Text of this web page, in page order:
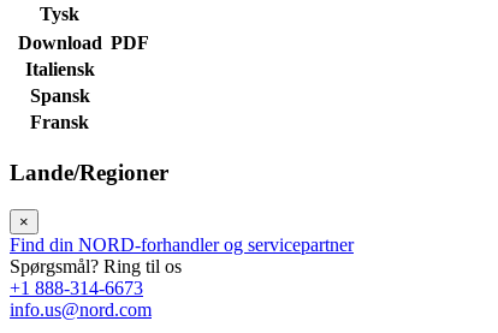
Tysk
Download PDF
Italiensk
Spansk
Fransk
Lande/Regioner
×
Find din NORD-forhandler og servicepartner
Spørgsmål? Ring til os
+1 888-314-6673
info.us@nord.com